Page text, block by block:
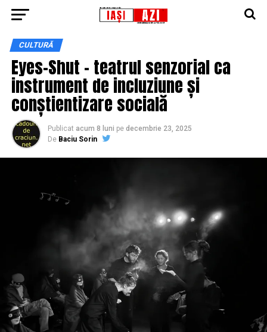
CULTURĂ
Eyes-Shut – teatrul senzorial ca
instrument de incluziune și
conștientizare socială
Publicat acum 8 luni pe decembrie 23, 2025
De Baciu Sorin